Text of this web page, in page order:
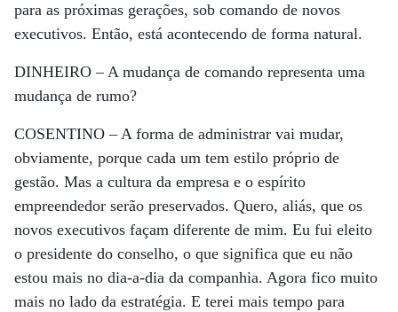
para as próximas gerações, sob comando de novos
executivos. Então, está acontecendo de forma natural.
DINHEIRO –A mudança de comando representa uma
mudança de rumo?
COSENTINO –A forma de administrar vai mudar,
obviamente, porque cada um tem estilo próprio de
gestão. Mas a cultura da empresa e o espírito
empreendedor serão preservados. Quero, aliás, que os
novos executivos façam diferente de mim. Eu fui eleito
o presidente do conselho, o que significa que eu não
estou mais no dia-a-dia da companhia. Agora fico muito
mais no lado da estratégia. E terei mais tempo para